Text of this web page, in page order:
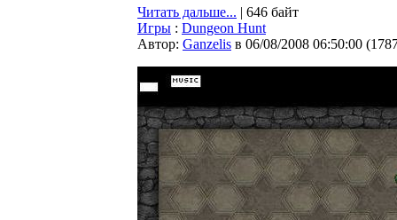
Читать дальше... | 646 байт
Игры : Dungeon Hunt
Автор: Ganzelis в 06/08/2008 06:50:00 (